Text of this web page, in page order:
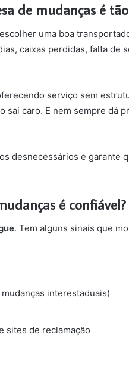
de mudanças é
uma boa
caixas perdidas, falta de
serviço sem
sai caro. E nem sempre dá
desnecessários e garante
é confiável?
. Tem alguns sinais que
interestaduais)
sites de reclamação